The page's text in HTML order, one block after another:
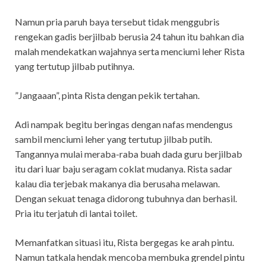
Namun pria paruh baya tersebut tidak menggubris
rengekan gadis berjilbab berusia 24 tahun itu bahkan dia
malah mendekatkan wajahnya serta menciumi leher Rista
yang tertutup jilbab putihnya.
”Jangaaan”, pinta Rista dengan pekik tertahan.
Adi nampak begitu beringas dengan nafas mendengus
sambil menciumi leher yang tertutup jilbab putih.
Tangannya mulai meraba-raba buah dada guru berjilbab
itu dari luar baju seragam coklat mudanya. Rista sadar
kalau dia terjebak makanya dia berusaha melawan.
Dengan sekuat tenaga didorong tubuhnya dan berhasil.
Pria itu terjatuh di lantai toilet.
Memanfatkan situasi itu, Rista bergegas ke arah pintu.
Namun tatkala hendak mencoba membuka grendel pintu